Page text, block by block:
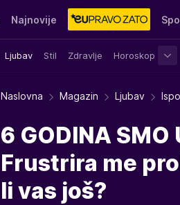
Najnovije
Ljubav Stil Zdravlje Horoskop
Stvar ukusa Yumama
Naslovna Magazin Ljubav
6 GODINA SMO
Frustrira me
li vas još?